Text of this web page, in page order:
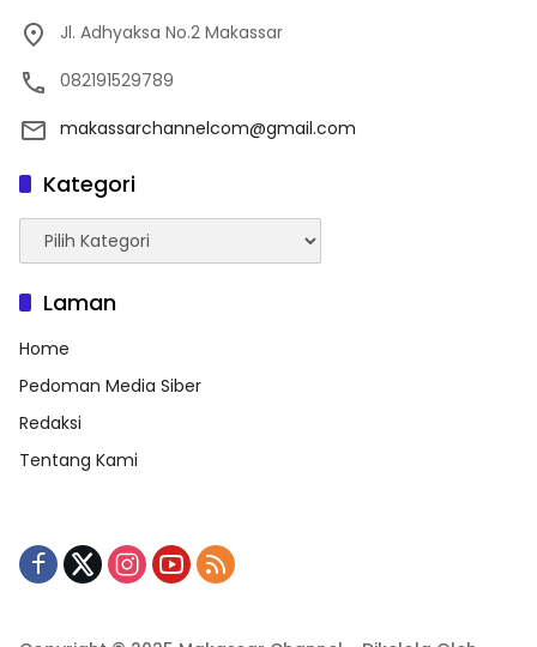
Jl. Adhyaksa No.2 Makassar
082191529789
makassarchannelcom@gmail.com
Kategori
Kategori
Laman
Home
Pedoman Media Siber
Redaksi
Tentang Kami